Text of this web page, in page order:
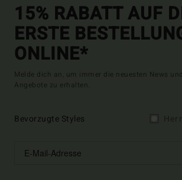
15% RABATT AUF
ERSTE
ONLINE*
Melde dich an, um immer die neuesten News
Angebote zu erhalten.
Bevorzugte Styles